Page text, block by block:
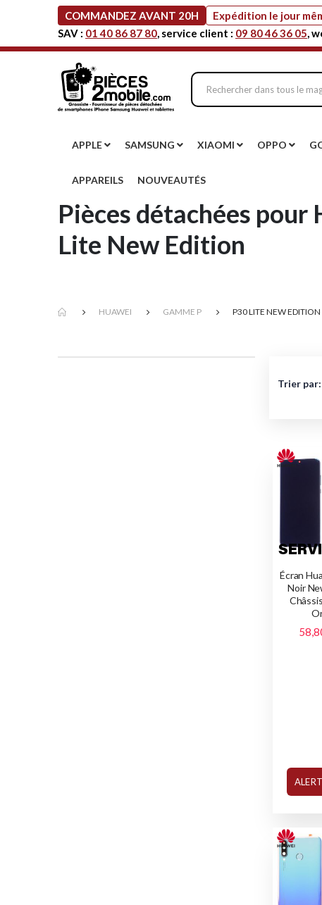
COMMANDEZ AVANT 20H
Expédition le jour
SAV : 01 40 86 87 80, service client : 09 80 46 36 05,
APPLE SAMSUNG XIAOMI OPPO
APPAREILS NOUVEAUTÉS
Pièces détachées
Lite New Edition
HUAWEI GAMME P P30 LITE NEW EDITION
Trier par
Écran
Noir